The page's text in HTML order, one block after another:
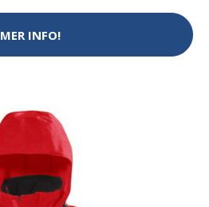
MER INFO!